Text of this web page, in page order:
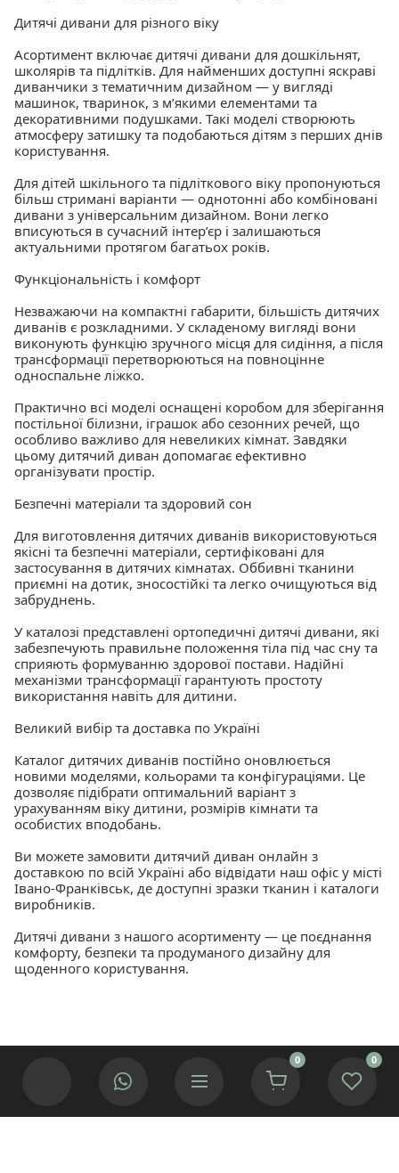
Дитячі дивани для різного віку
Асортимент включає дитячі дивани для дошкільнят,
школярів та підлітків. Для найменших доступні яскраві
диванчики з тематичним дизайном — у вигляді
машинок, тваринок, з м’якими елементами та
декоративними подушками. Такі моделі створюють
атмосферу затишку та подобаються дітям з перших днів
користування.
Для дітей шкільного та підліткового віку пропонуються
більш стримані варіанти — однотонні або комбіновані
дивани з універсальним дизайном. Вони легко
вписуються в сучасний інтер’єр і залишаються
актуальними протягом багатьох років.
Функціональність і комфорт
Незважаючи на компактні габарити, більшість дитячих
диванів є розкладними. У складеному вигляді вони
виконують функцію зручного місця для сидіння, а після
трансформації перетворюються на повноцінне
односпальне ліжко.
Практично всі моделі оснащені коробом для зберігання
постільної білизни, іграшок або сезонних речей, що
особливо важливо для невеликих кімнат. Завдяки
цьому дитячий диван допомагає ефективно
організувати простір.
Безпечні матеріали та здоровий сон
Для виготовлення дитячих диванів використовуються
якісні та безпечні матеріали, сертифіковані для
застосування в дитячих кімнатах. Оббивні тканини
приємні на дотик, зносостійкі та легко очищуються від
забруднень.
У каталозі представлені ортопедичні дитячі дивани, які
забезпечують правильне положення тіла під час сну та
сприяють формуванню здорової постави. Надійні
механізми трансформації гарантують простоту
використання навіть для дитини.
Великий вибір та доставка по Україні
Каталог дитячих диванів постійно оновлюється
новими моделями, кольорами та конфігураціями. Це
дозволяє підібрати оптимальний варіант з
урахуванням віку дитини, розмірів кімнати та
особистих вподобань.
Ви можете замовити дитячий диван онлайн з
доставкою по всій Україні або відвідати наш офіс у місті
Івано-Франківськ, де доступні зразки тканин і каталоги
виробників.
Дитячі дивани з нашого асортименту — це поєднання
комфорту, безпеки та продуманого дизайну для
щоденного користування.
© 2002 — 2025 Інтернет-магазин меблів «Меблі ІФ».
0 0
Ми використовуємо cookies для покращення роботи сайту.
Якщо Ви згідні натисніть кнопку.
Приймаю